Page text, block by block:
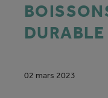
02 mars 2023